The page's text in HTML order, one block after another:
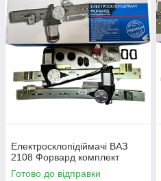
Електросклопідіймачі ВАЗ
2108 Форвард комплект
Готово до відправки